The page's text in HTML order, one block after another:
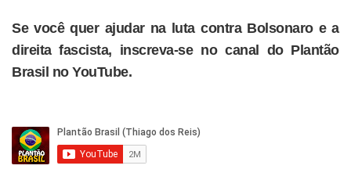
Se você quer ajudar na luta contra Bolsonaro e a
direita fascista, inscreva-se no canal do Plantão
Brasil no YouTube.